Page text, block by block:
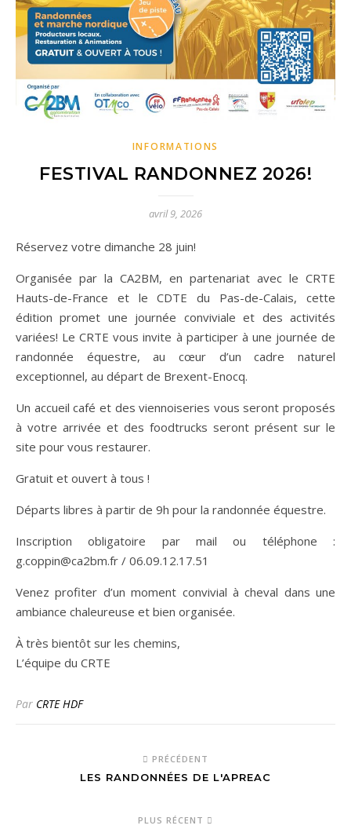
INFORMATIONS
FESTIVAL RANDONNEZ 2026!
avril 9, 2026
Réservez votre dimanche 28 juin!
Organisée par la CA2BM, en partenariat avec le CRTE
Hauts-de-France et le CDTE du Pas-de-Calais, cette
édition promet une journée conviviale et des activités
variées! Le CRTE vous invite à participer à une journée de
randonnée équestre, au cœur d’un cadre naturel
exceptionnel, au départ de Brexent-Enocq.
Un accueil café et des viennoiseries vous seront proposés
à votre arrivée et des foodtrucks seront présent sur le
site pour vous restaurer.
Gratuit et ouvert à tous !
Départs libres à partir de 9h pour la randonnée équestre.
Inscription obligatoire par mail ou téléphone :
g.coppin@ca2bm.fr / 06.09.12.17.51
Venez profiter d’un moment convivial à cheval dans une
ambiance chaleureuse et bien organisée.
À très bientôt sur les chemins,
L’équipe du CRTE
Par CRTE HDF
PRÉCÉDENT
LES RANDONNÉES DE L'APREAC
PLUS RÉCENT